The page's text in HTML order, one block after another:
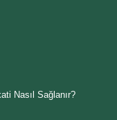
Nasıl Sağlanır?